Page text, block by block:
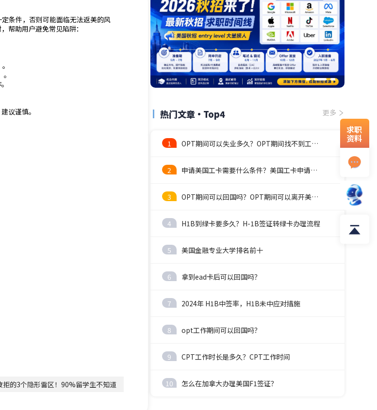
条件，否则可能面临无法返美的风
帮助用户避免常见陷阱：
议谨慎。
拒的3个隐形雷区！90%留学生不知道
热门文章·Top4 更多
1 OPT期间可以失业多久？OPT期间找不到工作怎么办？
2 申请美国工卡需要什么条件？美国工卡申请流程
3 OPT期间可以回国吗？OPT期间可以离开美国吗
4 H1B到绿卡要多久？H-1B签证转绿卡办理流程
5 美国金融专业大学排名前十
6 拿到ead卡后可以回国吗？
7 2024年 H1B中签率，H1B未中应对措施
8 opt工作期间可以回国吗？
9 CPT工作时长是多久？CPT工作时间
10 怎么在加拿大办理美国F1签证？
求职
资料